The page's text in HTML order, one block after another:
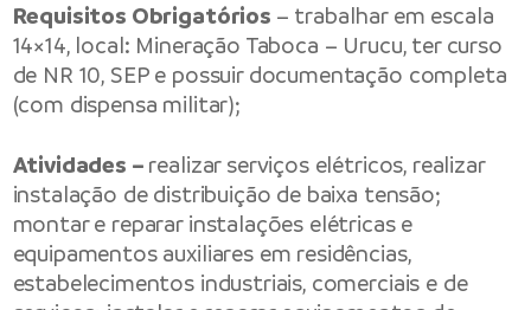
Requisitos Obrigatórios – trabalhar em escala
14×14, local: Mineração Taboca – Urucu, ter curso
de NR 10, SEP e possuir documentação completa
(com dispensa militar);
Atividades – realizar serviços elétricos, realizar
instalação de distribuição de baixa tensão;
montar e reparar instalações elétricas e
equipamentos auxiliares em residências,
estabelecimentos industriais, comerciais e de